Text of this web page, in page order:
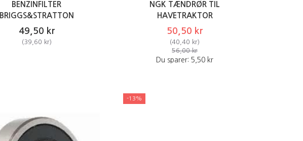
BENZINFILTER
BRIGGS&STRATTON
49,50 kr
(39,60 kr)
NGK TÆNDRØR TIL
HAVETRAKTOR
50,50 kr
(40,40 kr)
56,00 kr
Du sparer: 5,50 kr
-13%